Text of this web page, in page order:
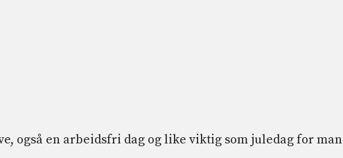
også en arbeidsfri dag og like viktig som juledag for